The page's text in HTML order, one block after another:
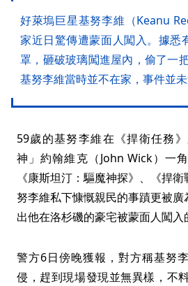
好萊塢巨星基努李維（Keanu
家近日驚傳遭蒙面人闖入。據悉
罩，砸破玻璃闖進屋內，偷了一
基努李維當時並不在家，事件並未
59歲的基努李維在《捍衛任務
神」約翰維克（John Wick）一
《康斯坦汀：驅魔神探》、《捍
努李維私下慷慨親民的事蹟更被
出他在洛杉磯的豪宅被蒙面人闖入
警方6日傍晚獲報，對方稱基努
侵，趕到現場發現並無異樣，不